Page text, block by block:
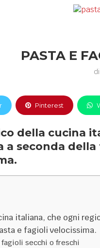
PASTA E
di
Pinterest
della cucina
seconda della
italiana, che ogni
e fagioli velocissima.
secchi o freschi